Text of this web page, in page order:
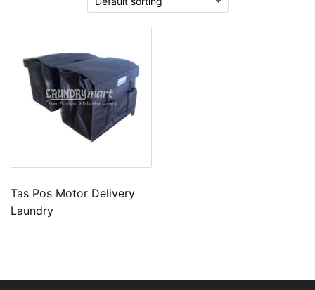
Tas Pos Motor Delivery
Laundry